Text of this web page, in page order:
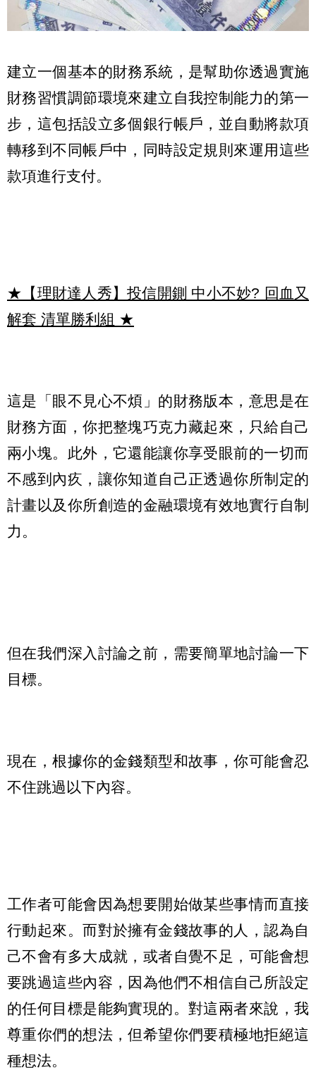
建立一個基本的財務系統，是幫助你透過實施
財務習慣調節環境來建立自我控制能力的第一
步，這包括設立多個銀行帳戶，並自動將款項
轉移到不同帳戶中，同時設定規則來運用這些
款項進行支付。
★【理財達人秀】投信開鍘 中小不妙? 回血又
解套 清單勝利組 ★
這是「眼不見心不煩」的財務版本，意思是在
財務方面，你把整塊巧克力藏起來，只給自己
兩小塊。此外，它還能讓你享受眼前的一切而
不感到內疚，讓你知道自己正透過你所制定的
計畫以及你所創造的金融環境有效地實行自制
力。
但在我們深入討論之前，需要簡單地討論一下
目標。
現在，根據你的金錢類型和故事，你可能會忍
不住跳過以下內容。
工作者可能會因為想要開始做某些事情而直接
行動起來。而對於擁有金錢故事的人，認為自
己不會有多大成就，或者自覺不足，可能會想
要跳過這些內容，因為他們不相信自己所設定
的任何目標是能夠實現的。對這兩者來說，我
尊重你們的想法，但希望你們要積極地拒絕這
種想法。